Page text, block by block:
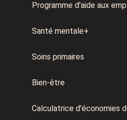
Programme d'aide aux
Santé mentale+
Soins primaires
Bien-être
Calculatrice d'économies